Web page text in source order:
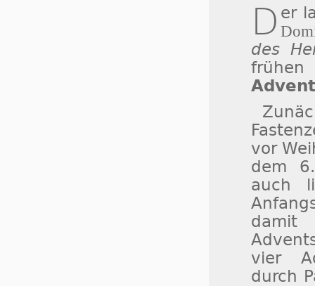
D er
des
vor
dem
auch
damit
vier
durch